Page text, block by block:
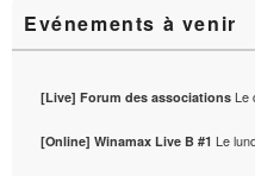
Evénements à venir
[Live] Forum des associations Le
[Online] Winamax Live B #1 Le